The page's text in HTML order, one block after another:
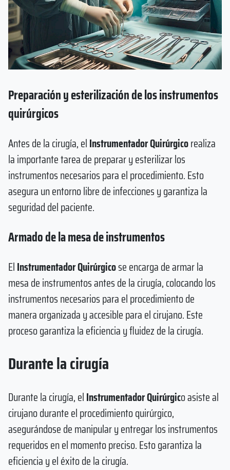
Preparación y esterilización de los instrumentos
quirúrgicos
Antes de la cirugía, elInstrumentador Quirúrgicorealiza
la importante tarea de preparar y esterilizar los
instrumentos necesarios para el procedimiento. Esto
asegura un entorno libre de infecciones y garantiza la
seguridad del paciente.
Armado de la mesa de instrumentos
ElInstrumentador Quirúrgicose encarga de armar la
mesa de instrumentos antes de la cirugía, colocando los
instrumentos necesarios para el procedimiento de
manera organizada y accesible para el cirujano. Este
proceso garantiza la eficiencia y fluidez de la cirugía.
Durante la cirugía
Durante la cirugía, elInstrumentador Quirúrgico asiste al
cirujano durante el procedimiento quirúrgico,
asegurándose de manipular y entregar los instrumentos
requeridos en el momento preciso. Esto garantiza la
eficiencia y el éxito de la cirugía.